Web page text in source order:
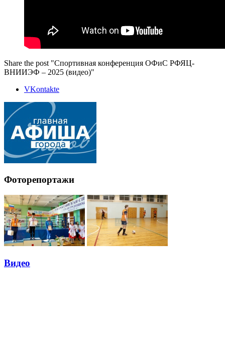
Share the post "Спортивная конференция ОФиС РФЯЦ-
ВНИИЭФ – 2025 (видео)"
VKontakte
Фоторепортажи
Видео